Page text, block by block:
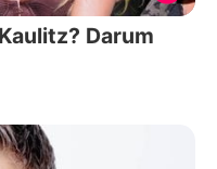
Darum